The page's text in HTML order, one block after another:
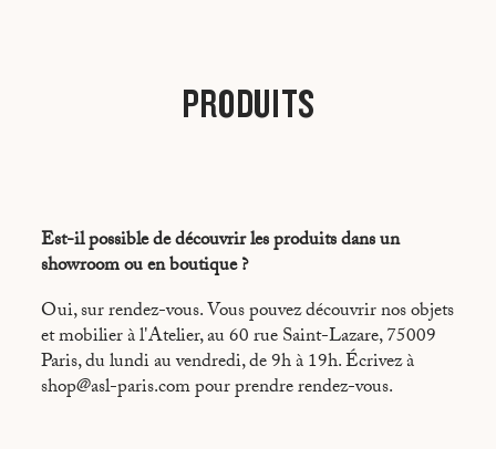
PRODUITS
Est-il possible de découvrir les produits dans un
showroom ou en boutique ?
Oui, sur rendez-vous. Vous pouvez découvrir nos objets
et mobilier à l'Atelier, au 60 rue Saint-Lazare, 75009
Paris, du lundi au vendredi, de 9h à 19h. Écrivez à
shop@asl-paris.com pour prendre rendez-vous.